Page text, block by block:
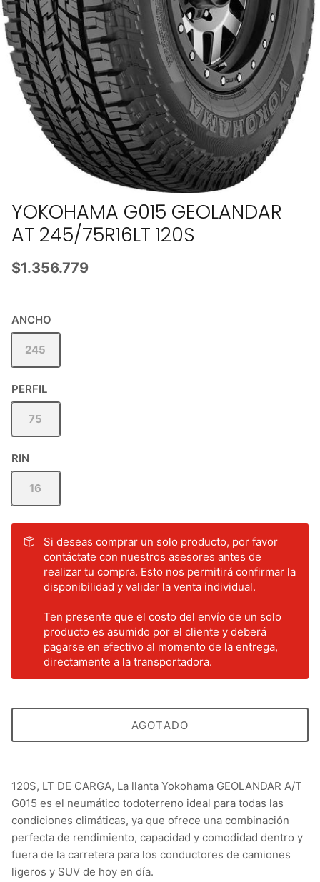
YOKOHAMA G015 GEOLANDAR
AT 245/75R16LT 120S
$1.356.779
ANCHO
245
PERFIL
75
RIN
16
Si deseas comprar un solo producto, por favor
contáctate con nuestros asesores antes de
realizar tu compra. Esto nos permitirá confirmar la
disponibilidad y validar la venta individual.
Ten presente que el costo del envío de un solo
producto es asumido por el cliente y deberá
pagarse en efectivo al momento de la entrega,
directamente a la transportadora.
AGOTADO
120S, LT DE CARGA, La llanta Yokohama GEOLANDAR A/T
G015 es el neumático todoterreno ideal para todas las
condiciones climáticas, ya que ofrece una combinación
perfecta de rendimiento, capacidad y comodidad dentro y
fuera de la carretera para los conductores de camiones
ligeros y SUV de hoy en día.